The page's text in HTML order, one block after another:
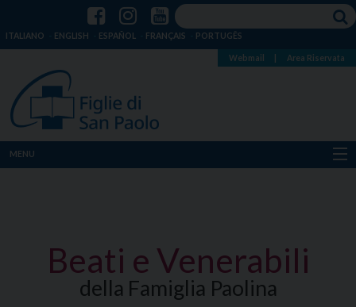
ITALIANO ENGLISH ESPAÑOL FRANÇAIS PORTUGÊS
Webmail Area Riservata
MENU
Beati e Venerabili
della Famiglia Paolina